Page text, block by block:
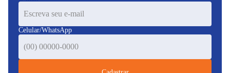
Celular/WhatsApp